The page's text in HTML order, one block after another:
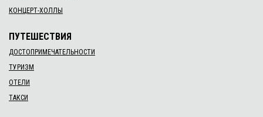
КОНЦЕРТ-ХОЛЛЫ
ПУТЕШЕСТВИЯ
ДОСТОПРИМЕЧАТЕЛЬНОСТИ
ТУРИЗМ
ОТЕЛИ
ТАКСИ